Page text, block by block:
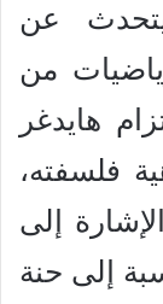
عن
من
هايدغر
فلسفته،
إلى
إلى حنة